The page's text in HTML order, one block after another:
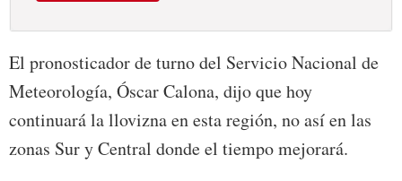
El pronosticador de turno del Servicio Nacional de
Meteorología, Óscar Calona, dijo que hoy
continuará la llovizna en esta región, no así en las
zonas Sur y Central donde el tiempo mejorará.